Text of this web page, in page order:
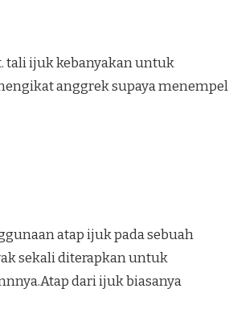
tali ijuk kebanyakan untuk
anggrek supaya menempel
atap ijuk pada sebuah
sekali diterapkan untuk
dari ijuk biasanya